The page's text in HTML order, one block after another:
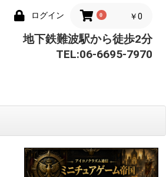
ログイン 0 ￥0
地下鉄難波駅から徒歩2分
TEL:06-6695-7970